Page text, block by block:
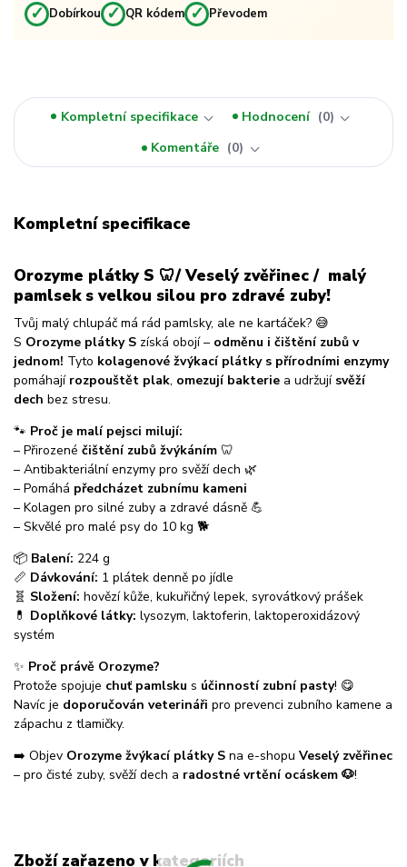
✓ Dobírkou ✓ QR kódem ✓ Převodem
Kompletní specifikace Hodnocení
0
Komentáře
0
Kompletní specifikace
Orozyme plátky S 🦷/ Veselý zvěřinec / malý
pamlsek s velkou silou pro zdravé zuby!
Tvůj malý chlupáč má rád pamlsky, ale ne kartáček? 😅
S Orozyme plátky S získá obojí – odměnu i čištění zubů v
jednom! Tyto kolagenové žvýkací plátky s přírodními enzymy
pomáhají rozpouštět plak, omezují bakterie a udržují svěží
dech bez stresu.
🐾 Proč je malí pejsci milují:
– Přirozené čištění zubů žvýkáním 🦷
– Antibakteriální enzymy pro svěží dech 🌿
– Pomáhá předcházet zubnímu kameni
– Kolagen pro silné zuby a zdravé dásně 💪
– Skvělé pro malé psy do 10 kg 🐕
📦 Balení: 224 g
📏 Dávkování: 1 plátek denně po jídle
🧬 Složení: hovězí kůže, kukuřičný lepek, syrovátkový prášek
💊 Doplňkové látky: lysozym, laktoferin, laktoperoxidázový
systém
✨ Proč právě Orozyme?
Protože spojuje chuť pamlsku s účinností zubní pasty! 😋
Navíc je doporučován veterináři pro prevenci zubního kamene a
zápachu z tlamičky.
➡️ Objev Orozyme žvýkací plátky S na e-shopu Veselý zvěřinec
– pro čisté zuby, svěží dech a radostné vrtění ocáskem 🐶!
Zboží zařazeno v kategoriích